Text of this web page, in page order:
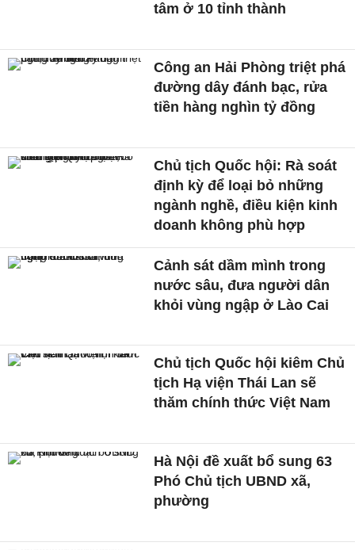
tâm ở 10 tỉnh thành
Công an Hải Phòng triệt phá
đường dây đánh bạc, rửa
tiền hàng nghìn tỷ đồng
Chủ tịch Quốc hội: Rà soát
định kỳ để loại bỏ những
ngành nghề, điều kiện kinh
doanh không phù hợp
Cảnh sát dầm mình trong
nước sâu, đưa người dân
khỏi vùng ngập ở Lào Cai
Chủ tịch Quốc hội kiêm Chủ
tịch Hạ viện Thái Lan sẽ
thăm chính thức Việt Nam
Hà Nội đề xuất bổ sung 63
Phó Chủ tịch UBND xã,
phường